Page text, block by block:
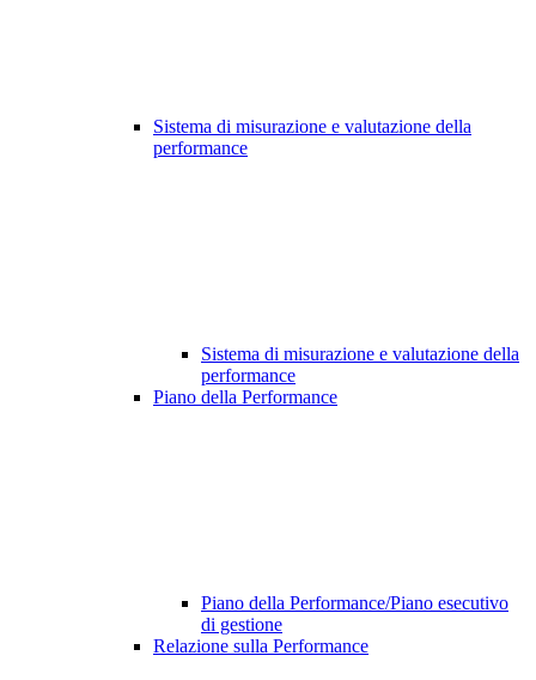
Sistema di misurazione e valutazione della
performance
Sistema di misurazione e valutazione della
performance
Piano della Performance
Piano della Performance/Piano esecutivo
di gestione
Relazione sulla Performance